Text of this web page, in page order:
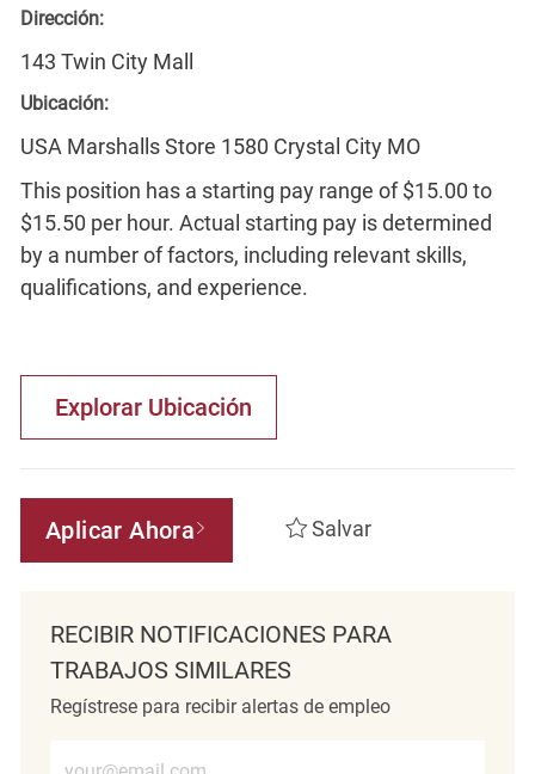
Dirección:
143 Twin City Mall
Ubicación:
USA Marshalls Store 1580 Crystal City MO
This position has a starting pay range of $15.00 to
$15.50 per hour. Actual starting pay is determined
by a number of factors, including relevant skills,
qualifications, and experience.
Explorar Ubicación
Aplicar Ahora Salvar
RECIBIR NOTIFICACIONES PARA
TRABAJOS SIMILARES
Regístrese para recibir alertas de empleo